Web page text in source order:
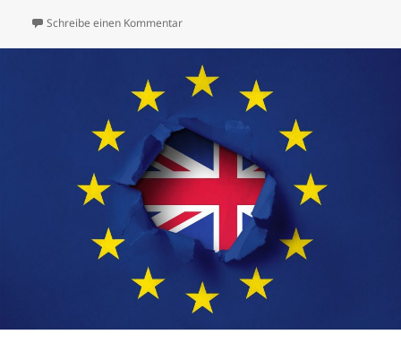
Schreibe einen Kommentarzu Folge 171: Präsidentschaftswahlen in